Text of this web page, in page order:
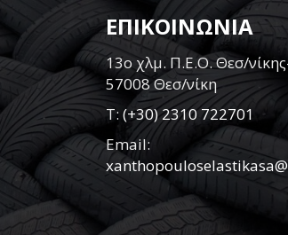
ΕΠΙΚΟΙΝΩΝΙΑ
13ο χλμ. Π.Ε.Ο. Θεσ/
57008 Θεσ/νίκη
Τ: (+30) 2310 722701
Email: